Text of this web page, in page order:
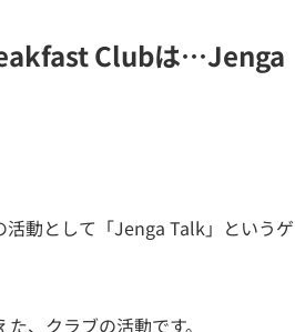
Clubは…Jenga
動として「Jenga Talk」というゲ
、クラブの活動です。